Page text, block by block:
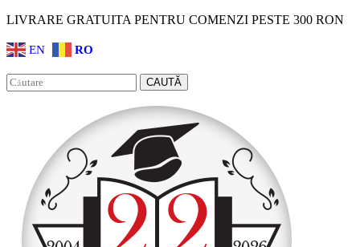
LIVRARE GRATUITA PENTRU COMENZI PESTE 300 RON
EN RO
CAUTĂ